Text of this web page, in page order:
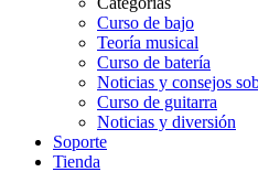
Curso de bajo
Teoría musical
Curso de batería
Noticias y consejos
Curso de guitarra
Noticias y diversión
Soporte
Tienda